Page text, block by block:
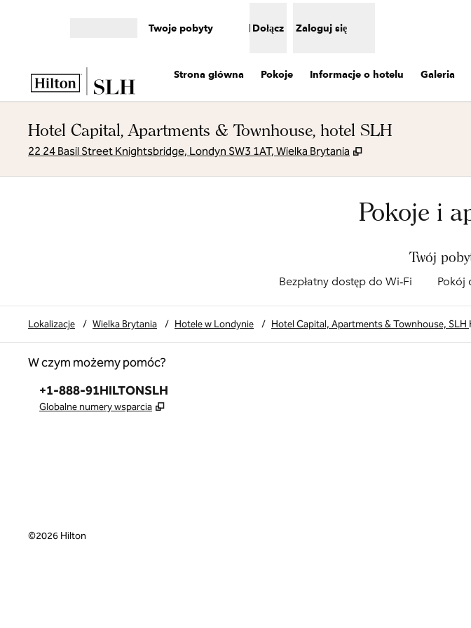
Twoje pobyty Dołącz Zaloguj się
Strona główna Pokoje Informacje o hotelu Galeria
Hotel Capital, Apartments & Townhouse, hotel SLH
22 24 Basil Street Knightsbridge, Londyn SW3 1AT, Wielka Brytania ,
Pokoje i
Twój
Bezpłatny dostęp do Wi‑Fi Pokój
Lokalizacje / Wielka Brytania / Hotele w Londynie / Hotel Capital, Apartments & Townhouse, SLH
W czym możemy pomóc?
Telefon:
+1-888-91HILTONSLH
Globalne numery wsparcia ,
©2026 Hilton